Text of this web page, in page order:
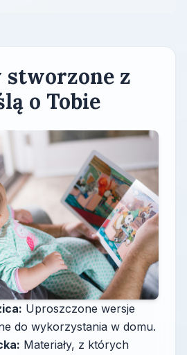
stworzone z
o Tobie
Uproszczone wersje
do wykorzystania w domu.
Materiały, z których